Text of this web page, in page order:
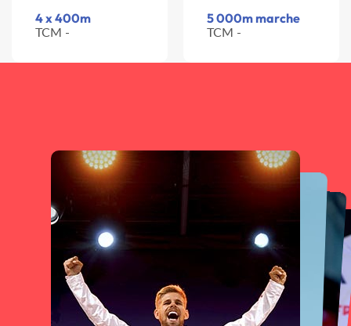
4 x 400m
TCM -
5 000m marche
TCM -